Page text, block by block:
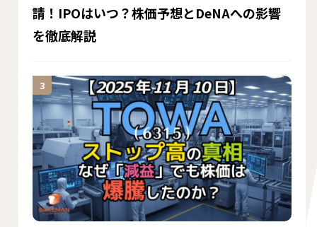
請！IPOはいつ？株価予想とDeNAへの影響
を徹底解説